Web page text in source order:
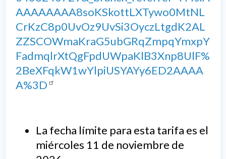
AAAAAAAA8soKSkottLXTywo0MtNL
CrKzC8p0UvOz9UvSi3OyczLtgdK2AL
ZZSCOWmaKraG5ubGRqZmpqYmxpY
FadmqlrXtQgFpdUWpaKlB3Xnp8UlF%
2BeXFqkW1wYlpiUSYAYy6ED2AAAA
A%3D
La fecha límite para esta tarifa es el
miércoles 11 de noviembre de